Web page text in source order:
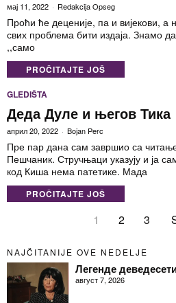
мај 11, 2022 Redakcija Opseg
Проћи ће деценије, па и вијекови,
свих проблема бити издаја. Знамо
,,само
PROČITAJTE JOŠ
GLEDIŠTA
Деда Дуле и његов Тика
април 20, 2022 Bojan Perc
Пре пар дана сам завршио са
Пешчаник. Стручњаци указују и ја
код Киша нема патетике. Мада
PROČITAJTE JOŠ
1 2 3
NAJČITANIJE OVE NEDELJE
Легенде
август 7, 2026